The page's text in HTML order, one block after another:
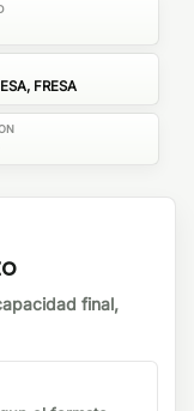
FRESA
final,